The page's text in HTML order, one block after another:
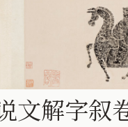
文解字